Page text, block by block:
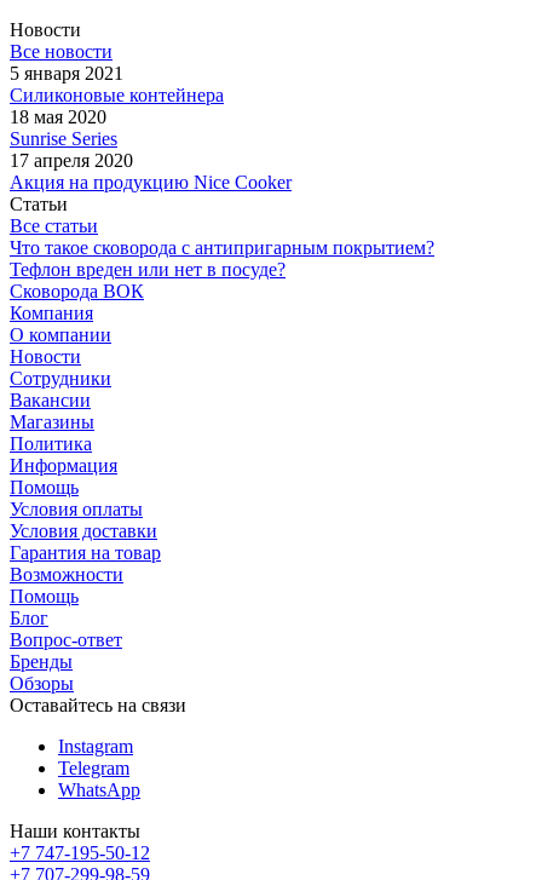
Новости
Все новости
5 января 2021
Силиконовые контейнера
18 мая 2020
Sunrise Series
17 апреля 2020
Акция на продукцию Nice Cooker
Статьи
Все статьи
Что такое сковорода с антипригарным покрытием?
Тефлон вреден или нет в посуде?
Сковорода ВОК
Компания
О компании
Новости
Сотрудники
Вакансии
Магазины
Политика
Информация
Помощь
Условия оплаты
Условия доставки
Гарантия на товар
Возможности
Помощь
Блог
Вопрос-ответ
Бренды
Обзоры
Оставайтесь на связи
Instagram
Telegram
WhatsApp
Наши контакты
+7 747-195-50-12
+7 707-299-98-59